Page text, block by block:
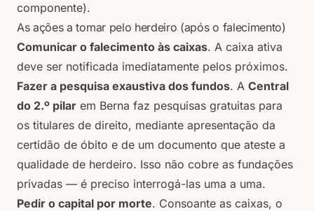
componente).
As ações a tomar pelo herdeiro (após o falecimento)
Comunicar o falecimento às caixas. A caixa ativa
deve ser notificada imediatamente pelos próximos.
Fazer a pesquisa exaustiva dos fundos. A Central
do 2.º pilar em Berna faz pesquisas gratuitas para
os titulares de direito, mediante apresentação da
certidão de óbito e de um documento que ateste a
qualidade de herdeiro. Isso não cobre as fundações
privadas — é preciso interrogá-las uma a uma.
Pedir o capital por morte. Consoante as caixas, o